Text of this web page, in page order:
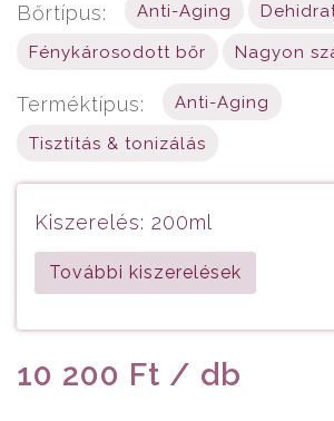
Bőrtípus: Anti-Aging
Fénykárosodott bőr Nagyon
Terméktípus: Anti-Aging
Tisztítás & tonizálás
Kiszerelés: 200ml
További kiszerelések
10 200 Ft / db